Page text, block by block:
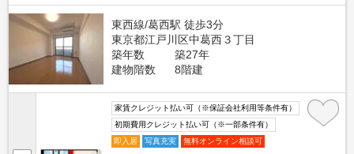
東西線/葛西駅 徒歩3分
東京都江戸川区中葛西３丁目
築年数
築27年
建物階数
8階建
家賃クレジット払い可（※保証会社利用等条件有）
初期費用クレジット払い可（※一部条件有）
即入居
写真充実 無料オンライン相談可